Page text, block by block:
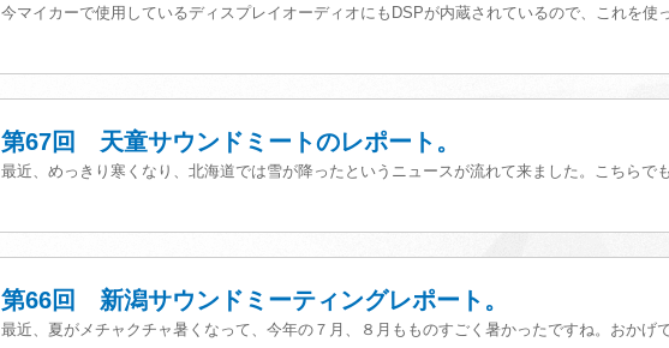
今マイカーで使用しているディスプレイオーディオにもDSPが内蔵されているので、これを使
第67回 天童サウンドミートのレポート。
最近、めっきり寒くなり、北海道では雪が降ったというニュースが流れて来ました。こちらで
第66回 新潟サウンドミーティングレポート。
最近、夏がメチャクチャ暑くなって、今年の７月、８月もものすごく暑かったですね。おかげ